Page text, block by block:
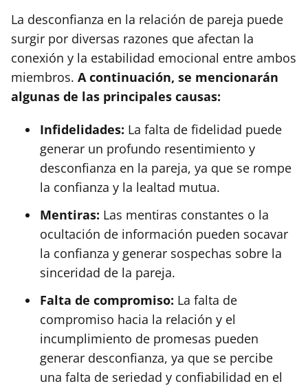
La desconfianza en la relación de pareja puede
surgir por diversas razones que afectan la
conexión y la estabilidad emocional entre ambos
miembros. A continuación, se mencionarán
algunas de las principales causas:
Infidelidades: La falta de fidelidad puede
generar un profundo resentimiento y
desconfianza en la pareja, ya que se rompe
la confianza y la lealtad mutua.
Mentiras: Las mentiras constantes o la
ocultación de información pueden socavar
la confianza y generar sospechas sobre la
sinceridad de la pareja.
Falta de compromiso: La falta de
compromiso hacia la relación y el
incumplimiento de promesas pueden
generar desconfianza, ya que se percibe
una falta de seriedad y confiabilidad en el